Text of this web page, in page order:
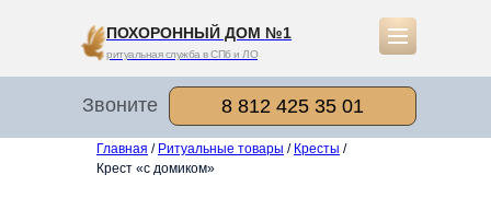
ПОХОРОННЫЙ ДОМ №1
ритуальная служба в СПб и ЛО
8 812 425 35 01
Звоните
Главная / Ритуальные товары / Кресты /
Крест «с домиком»